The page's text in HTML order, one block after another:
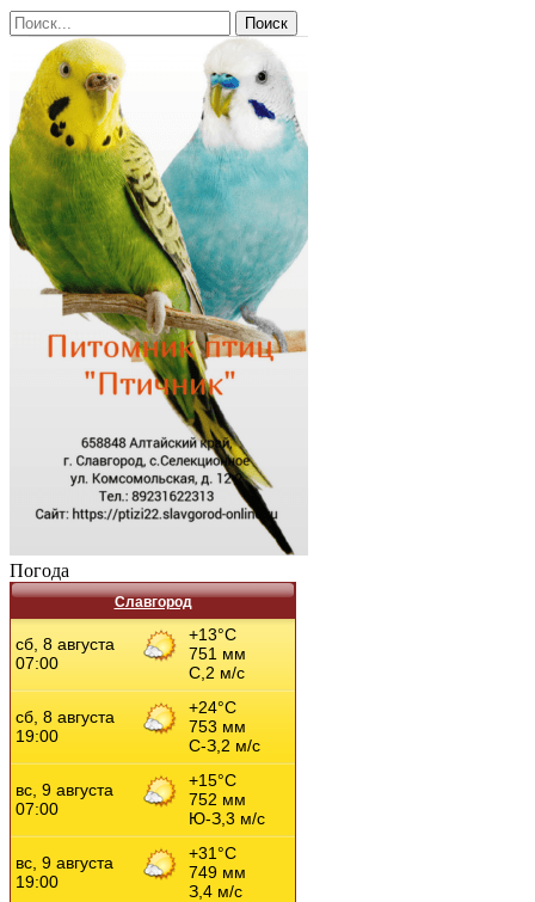
Погода
Славгород